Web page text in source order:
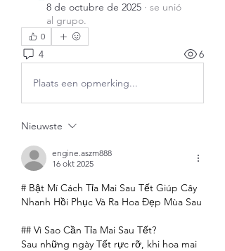
8 de octubre de 2025 · se unió
al grupo.
0
4 6
Plaats een opmerking...
Nieuwste
engine.aszm888
16 okt 2025
# Bật Mí Cách Tỉa Mai Sau Tết Giúp Cây
Nhanh Hồi Phục Và Ra Hoa Đẹp Mùa Sau
## Vì Sao Cần Tỉa Mai Sau Tết?
Sau những ngày Tết rực rỡ, khi hoa mai